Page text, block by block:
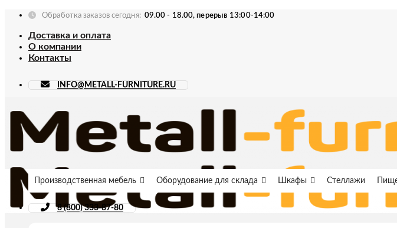
Skip
content
Обработка заказов сегодня: 09.00 - 18.00, перерыв 13:00-14:00
Доставка и оплата
О компании
Контакты
INFO@METALL-FURNITURE.RU
Производственная мебель Оборудование для склада Шкафы Стеллажи
8 (800) 333-87-80